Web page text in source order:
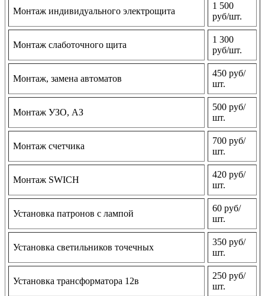
Монтаж индивидуального электрощита
1 500
руб/шт.
Монтаж слаботочного щита
1 300
руб/шт.
Монтаж, замена автоматов
450 руб/
шт.
Монтаж УЗО, АЗ
500 руб/
шт.
Монтаж счетчика
700 руб/
шт.
Монтаж SWICH
420 руб/
шт.
Установка патронов с лампой
60 руб/
шт.
Установка светильников точечных
350 руб/
шт.
Установка трансформатора 12в
250 руб/
шт.